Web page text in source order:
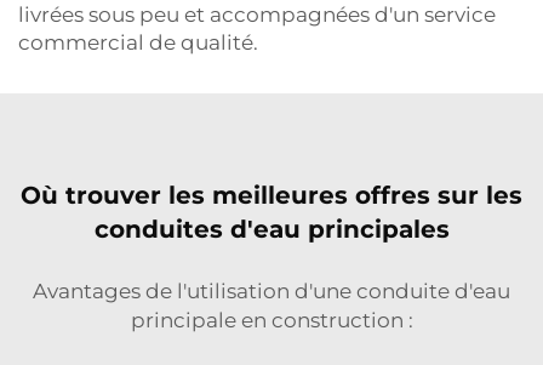
livrées sous peu et accompagnées d'un service
commercial de qualité.
Où trouver les meilleures offres sur les
conduites d'eau principales
Avantages de l'utilisation d'une conduite d'eau
principale en construction :